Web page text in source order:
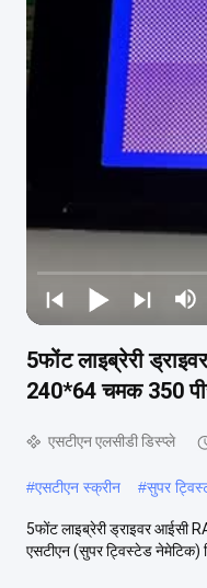
5फोंट लाइब्रेरी
240*64 चमक 350
एसटीएन एलसीडी डिस्प्ले
#एसटीएन स्क्रीन #सुपर
5फोंट लाइब्रेरी ड्राइवर आईसी
एसटीएन (सुपर ट्विस्टेड नेमेटिक)